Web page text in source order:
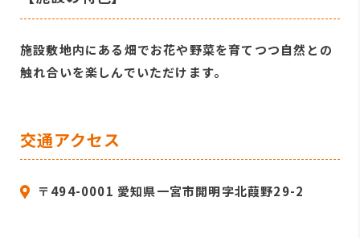
施設敷地内にある畑でお花や野菜を育てつつ自然との
触れ合いを楽しんでいただけます。
交通アクセス
〒494-0001 愛知県一宮市開明字北葭野29-2